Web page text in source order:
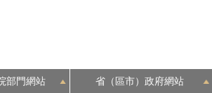
部門網站 省（區市）政府網站